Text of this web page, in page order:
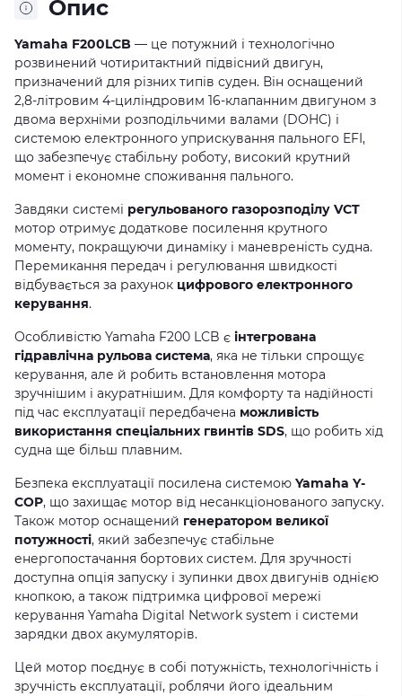
Опис
Yamaha F200LCB — це потужний і технологічно
розвинений чотиритактний підвісний двигун,
призначений для різних типів суден. Він оснащений
2,8-літровим 4-циліндровим 16-клапанним двигуном з
двома верхніми розподільчими валами (DOHC) і
системою електронного уприскування пального EFI,
що забезпечує стабільну роботу, високий крутний
момент і економне споживання пального.
Завдяки системі регульованого газорозподілу VCT
мотор отримує додаткове посилення крутного
моменту, покращуючи динаміку і маневреність судна.
Перемикання передач і регулювання швидкості
відбувається за рахунок цифрового електронного
керування.
Особливістю Yamaha F200 LCB є інтегрована
гідравлічна рульова система, яка не тільки спрощує
керування, але й робить встановлення мотора
зручнішим і акуратнішим. Для комфорту та надійності
під час експлуатації передбачена можливість
використання спеціальних гвинтів SDS, що робить хід
судна ще більш плавним.
Безпека експлуатації посилена системою Yamaha Y-
COP, що захищає мотор від несанкціонованого запуску.
Також мотор оснащений генератором великої
потужності, який забезпечує стабільне
енергопостачання бортових систем. Для зручності
доступна опція запуску і зупинки двох двигунів однією
кнопкою, а також підтримка цифрової мережі
керування Yamaha Digital Network system і системи
зарядки двох акумуляторів.
Цей мотор поєднує в собі потужність, технологічність і
зручність експлуатації, роблячи його ідеальним